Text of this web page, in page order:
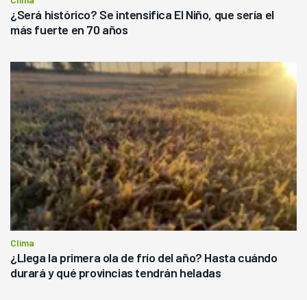
¿Será histórico? Se intensifica El Niño, que sería el
más fuerte en 70 años
Clima
¿Llega la primera ola de frío del año? Hasta cuándo
durará y qué provincias tendrán heladas